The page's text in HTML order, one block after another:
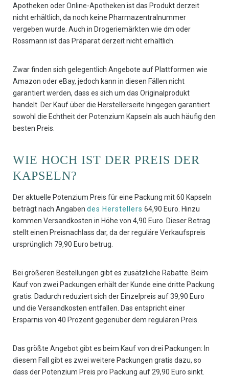
Apotheken oder Online-Apotheken ist das Produkt derzeit
nicht erhältlich, da noch keine Pharmazentralnummer
vergeben wurde. Auch in Drogeriemärkten wie dm oder
Rossmann ist das Präparat derzeit nicht erhältlich.
Zwar finden sich gelegentlich Angebote auf Plattformen wie
Amazon oder eBay, jedoch kann in diesen Fällen nicht
garantiert werden, dass es sich um das Originalprodukt
handelt. Der Kauf über die Herstellerseite hingegen garantiert
sowohl die Echtheit der Potenzium Kapseln als auch häufig den
besten Preis.
WIE HOCH IST DER PREIS DER
KAPSELN?
Der aktuelle Potenzium Preis für eine Packung mit 60 Kapseln
beträgt nach Angaben des Herstellers 64,90 Euro. Hinzu
kommen Versandkosten in Höhe von 4,90 Euro. Dieser Betrag
stellt einen Preisnachlass dar, da der reguläre Verkaufspreis
ursprünglich 79,90 Euro betrug.
Bei größeren Bestellungen gibt es zusätzliche Rabatte. Beim
Kauf von zwei Packungen erhält der Kunde eine dritte Packung
gratis. Dadurch reduziert sich der Einzelpreis auf 39,90 Euro
und die Versandkosten entfallen. Das entspricht einer
Ersparnis von 40 Prozent gegenüber dem regulären Preis.
Das größte Angebot gibt es beim Kauf von drei Packungen: In
diesem Fall gibt es zwei weitere Packungen gratis dazu, so
dass der Potenzium Preis pro Packung auf 29,90 Euro sinkt.